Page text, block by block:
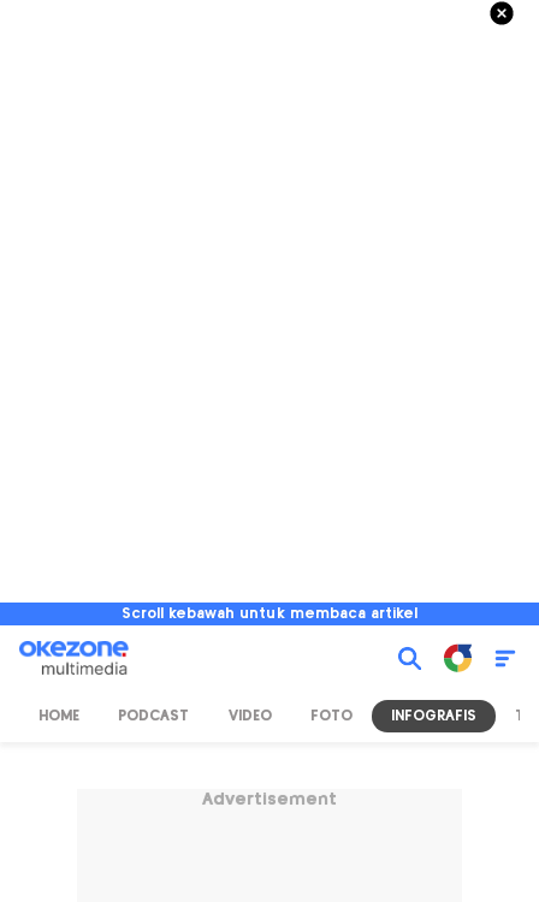
Scroll kebawah untuk membaca artikel
HOME PODCAST VIDEO FOTO INFOGRAFIS TV
Advertisement